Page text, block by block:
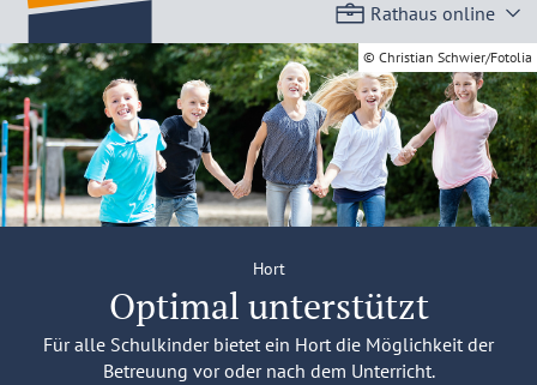
Rathaus online
Hort
Optimal unterstützt
Für alle Schulkinder bietet ein Hort die Möglichkeit der
Betreuung vor oder nach dem Unterricht.
© Christian Schwier/Fotolia